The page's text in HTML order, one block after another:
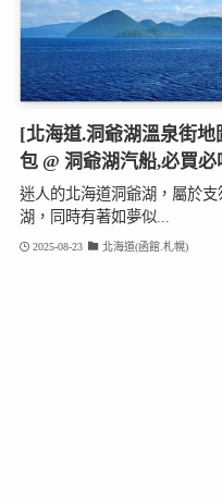
[北海道.洞爺湖溫泉街
包 @ 洞爺湖汽船,必買
迷人的北海道洞爺湖，屬於
湖，同時有著如夢似...
2025-08-23 北海道(函館.札幌)